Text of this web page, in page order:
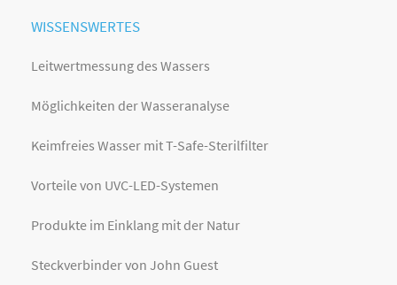
WISSENSWERTES
Leitwertmessung des Wassers
Möglichkeiten der Wasseranalyse
Keimfreies Wasser mit T-Safe-Sterilfilter
Vorteile von UVC-LED-Systemen
Produkte im Einklang mit der Natur
Steckverbinder von John Guest